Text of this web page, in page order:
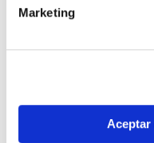
Marketing
Aceptar
barniz
fuegos, se
dado que el frotar
colocación es cola
colocación es fácil